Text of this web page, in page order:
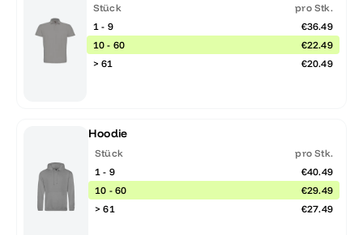
Stück
pro Stk.
1 - 9
€36.49
10 - 60
€22.49
> 61
€20.49
Hoodie
Stück
pro Stk.
1 - 9
€40.49
10 - 60
€29.49
> 61
€27.49